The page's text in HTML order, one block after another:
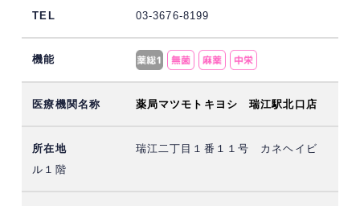
03-3676-8199
薬局マツモトキヨシ 瑞江駅北口店
瑞江二丁目１番１１号 カネヘイビ
ル１階